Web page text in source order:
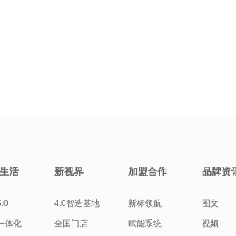
活
体化
新视界
4.0智造基地
全国门店
加盟合作
新标领航
赋能系统
品牌资
图文
视频